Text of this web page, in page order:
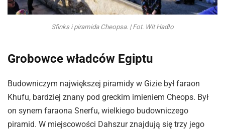
Sfinks i piramida Cheopsa. | Fot. Wit Hadło
Grobowce władców Egiptu
Budowniczym największej piramidy w Gizie był faraon
Khufu, bardziej znany pod greckim imieniem Cheops. Był
on synem faraona Snerfu, wielkiego budowniczego
piramid. W miejscowości Dahszur znajdują się trzy jego